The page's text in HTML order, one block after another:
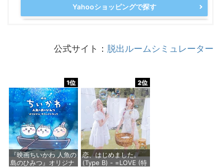
Yahooショッピングで探す
公式サイト： 脱出ルームシミュレーター
1位
『映画ちいかわ 人魚の
島のひみつ』オリジナ
2位
恋、はじめました。
(Type B) - =LOVE (特